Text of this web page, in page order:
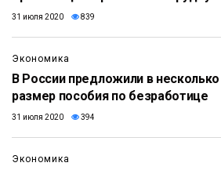
31 июля 2020 839
Экономика
В России предложили в несколько
размер пособия по безработице
31 июля 2020 394
Экономика